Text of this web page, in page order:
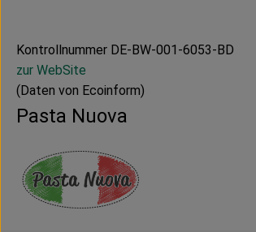
Kontrollnummer DE-BW-001-6053-BD
zur WebSite
(Daten von Ecoinform)
Pasta Nuova